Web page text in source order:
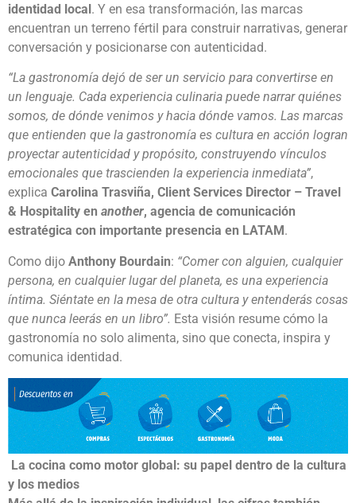
identidad local. Y en esa transformación, las marcas
encuentran un terreno fértil para construir narrativas, generar
conversación y posicionarse con autenticidad.
“La gastronomía dejó de ser un servicio para convertirse en
un lenguaje. Cada experiencia culinaria puede narrar quiénes
somos, de dónde venimos y hacia dónde vamos. Las marcas
que entienden que la gastronomía es cultura en acción logran
proyectar autenticidad y propósito, construyendo vínculos
emocionales que trascienden la experiencia inmediata”,
explica Carolina Trasviña, Client Services Director – Travel
& Hospitality en another, agencia de comunicación
estratégica con importante presencia en LATAM.
Como dijo Anthony Bourdain: “Comer con alguien, cualquier
persona, en cualquier lugar del planeta, es una experiencia
íntima. Siéntate en la mesa de otra cultura y entenderás cosas
que nunca leerás en un libro”. Esta visión resume cómo la
gastronomía no solo alimenta, sino que conecta, inspira y
comunica identidad.
La cocina como motor global: su papel dentro de la cultura
y los medios